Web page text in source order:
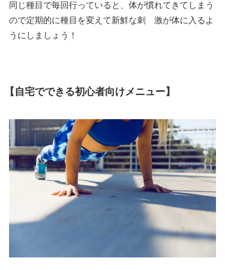
同じ種目で毎回行っていると、体が慣れてきてしまう
ので定期的に種目を変えて新鮮な刺 激が体に入るよ
うにしましょう！
【自宅でできる初心者向けメニュー】